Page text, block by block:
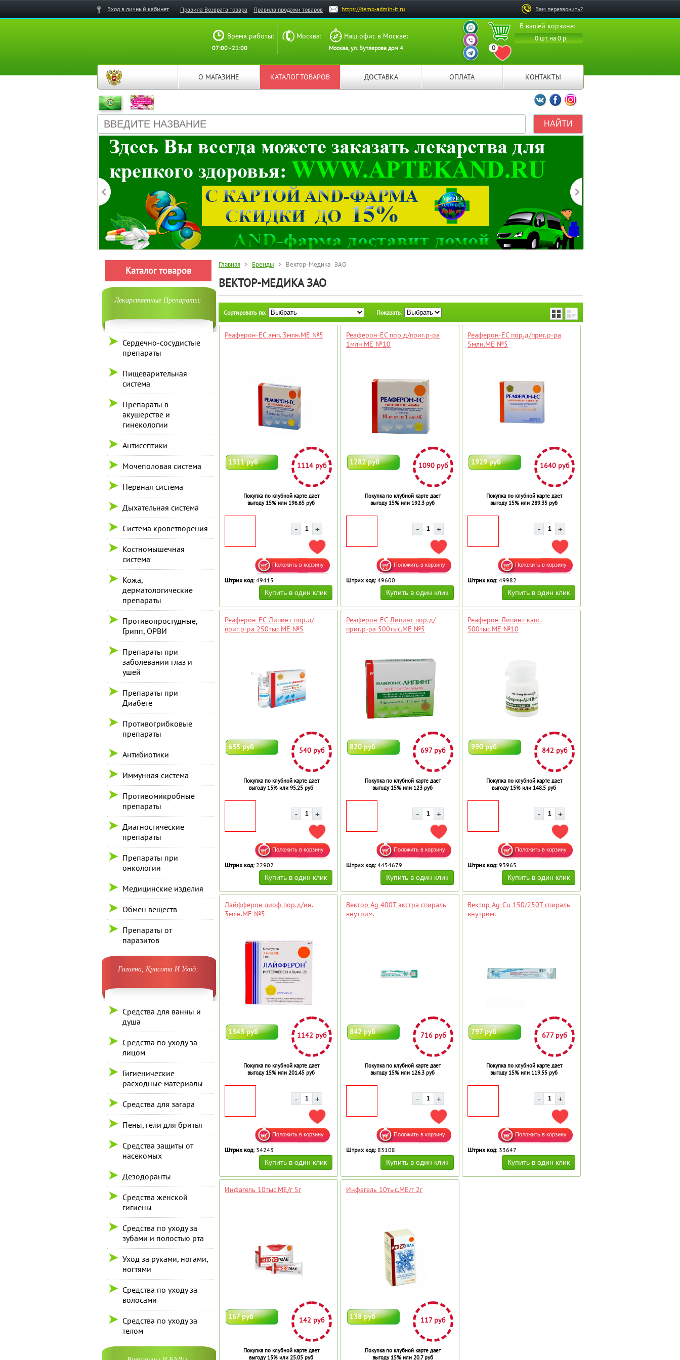
Вам перезвонить?
Вход в личный кабинет Правила Возврата товара Правила продажи товаров https://demo-admin-it.ru
В вашей корзине:
0 шт. на 0 р.
0
ПЕРЕЙТИ В ИЗБРАННОЕ
ВАШ ПЕРСОНАЛЬНЫЙ
МЕНЕДЖЕР
ВАШ ПЕРСОНАЛЬНЫЙ
МЕНЕДЖЕР
ВАШ ПЕРСОНАЛЬНЫЙ
МЕНЕДЖЕР
Время работы:
07:00 - 21:00
Москва: Наш офис в Москве:
Москва, ул. Бутлерова дом 4
О МАГАЗИНЕ КАТАЛОГ ТОВАРОВ ДОСТАВКА ОПЛАТА КОНТАКТЫ
Мы ВКонтакте
Мы на Facebook
Мы в Instagramm
Каталог товаров
Лекарственные Препараты:
Сердечно-сосудистые
препараты
Пищеварительная
система
Препараты в
акушерстве и
гинекологии
Антисептики
Мочеполовая система
Нервная система
Дыхательная система
Система кроветворения
Костномышечная
система
Кожа,
дерматологические
препараты
Противопростудные,
Грипп, ОРВИ
Препараты при
заболевании глаз и
ушей
Препараты при
Диабете
Противогрибковые
препараты
Антибиотики
Иммунная система
Противомикробные
препараты
Диагностические
препараты
Препараты при
онкологии
Медицинские изделия
Обмен веществ
Препараты от
паразитов
Гигиена, Красота И Уход:
Средства для ванны и
душа
Средства по уходу за
лицом
Гигиенические
расходные материалы
Средства для загара
Пены, гели для бритья
Средства защиты от
насекомых
Дезодоранты
Средства женской
гигиены
Средства по уходу за
зубами и полостью рта
Уход за руками, ногами,
ногтями
Средства по уходу за
волосами
Средства по уходу за
телом
Главная > Бренды > Вектор-Медика ЗАО
ВЕКТОР-МЕДИКА ЗАО
Сортировать по: Показать:
Реаферон-ЕС амп. 3млн.МЕ №5
1311 руб 1114 руб
Покупка по клубной карте дает
выгоду 15% или 196.65 руб
ДОБАВИТЬ В ИЗБРАННОЕ
Штрих код: 49415
Реаферон-ЕС пор.д/приг.р-ра
1млн.МЕ №10
1282 руб 1090 руб
Покупка по клубной карте дает
выгоду 15% или 192.3 руб
ДОБАВИТЬ В ИЗБРАННОЕ
Штрих код: 49600
Реаферон-ЕС пор.д/приг.р-ра
5млн.МЕ №5
1929 руб 1640 руб
Покупка по клубной карте дает
выгоду 15% или 289.35 руб
ДОБАВИТЬ В ИЗБРАННОЕ
Штрих код: 49982
Реаферон-ЕС-Липинт пор.д/
приг.р-ра 250тыс.МЕ №5
635 руб 540 руб
Покупка по клубной карте дает
выгоду 15% или 95.25 руб
ДОБАВИТЬ В ИЗБРАННОЕ
Штрих код: 22902
Реаферон-ЕС-Липинт пор.д/
приг.р-ра 500тыс.МЕ №5
820 руб 697 руб
Покупка по клубной карте дает
выгоду 15% или 123 руб
ДОБАВИТЬ В ИЗБРАННОЕ
Штрих код: 4454679
Реаферон-Липинт капс.
500тыс.МЕ №10
990 руб 842 руб
Покупка по клубной карте дает
выгоду 15% или 148.5 руб
ДОБАВИТЬ В ИЗБРАННОЕ
Штрих код: 93965
Лайфферон лиоф.пор.д/ин.
3млн.МЕ №5
1343 руб 1142 руб
Покупка по клубной карте дает
выгоду 15% или 201.45 руб
ДОБАВИТЬ В ИЗБРАННОЕ
Штрих код: 34243
Вектор Ag 400Т экстра спираль
внутрим.
842 руб 716 руб
Покупка по клубной карте дает
выгоду 15% или 126.3 руб
ДОБАВИТЬ В ИЗБРАННОЕ
Штрих код: 83108
Вектор Аg-Сu 150/250Т спираль
внутрим.
797 руб 677 руб
Покупка по клубной карте дает
выгоду 15% или 119.55 руб
ДОБАВИТЬ В ИЗБРАННОЕ
Штрих код: 33647
Инфагель 10тыс.МЕ/г 5г
167 руб 142 руб
Покупка по клубной карте дает
выгоду 15% или 25.05 руб
Инфагель 10тыс.МЕ/г 2г
138 руб 117 руб
Покупка по клубной карте дает
выгоду 15% или 20.7 руб